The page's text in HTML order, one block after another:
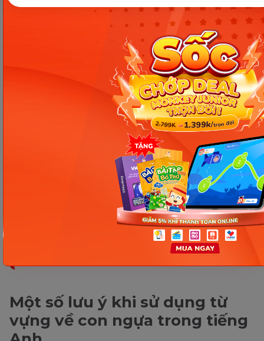
đã được
đề cập
trước đó.
a horse of a
different color.
Các bài viết không thể bỏ lỡ
Tổng hợp 80 câu tiếng Anh
để ba mẹ giao tiếp với con
mỗi ngày
[TỔNG HỢP] Mẫu câu & từ
vựng tiếng Anh giao tiếp du
lịch thông dụng nhất
Top 11+ app học tiếng Anh
giao tiếp được ưa chuộng
nhất hiện nay
Một số lưu ý khi sử dụng từ
vựng về con ngựa trong tiếng